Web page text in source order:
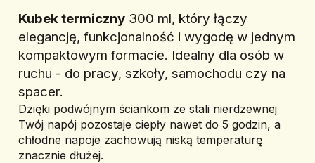
Kubek termiczny 300 ml, który łączy
elegancję, funkcjonalność i wygodę w jednym
kompaktowym formacie. Idealny dla osób w
ruchu - do pracy, szkoły, samochodu czy na
spacer.
Dzięki podwójnym ściankom ze stali nierdzewnej
Twój napój pozostaje ciepły nawet do 5 godzin, a
chłodne napoje zachowują niską temperaturę
znacznie dłużej.